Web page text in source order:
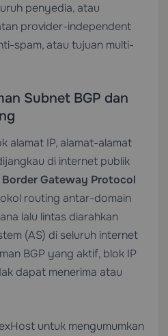
penyedia, atau
provider-independent
spam, atau tujuan multi-
Subnet BGP dan
alamat IP, alamat-alamat
di internet publik
Border Gateway Protocol
routing antar-domain
lalu lintas diarahkan
(AS) di seluruh internet
BGP yang aktif, blok IP
dapat menerima atau
untuk mengumumkan